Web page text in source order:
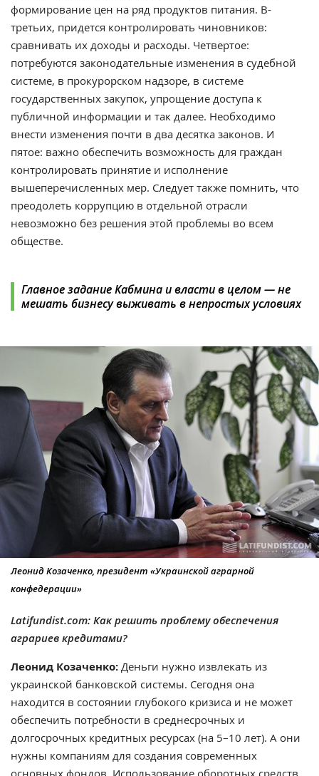
формирование цен на ряд продуктов питания. В-
третьих, придется контролировать чиновников:
сравнивать их доходы и расходы. Четвертое:
потребуются законодательные изменения в судебной
системе, в прокурорском надзоре, в системе
государственных закупок, упрощение доступа к
публичной информации и так далее. Необходимо
внести изменения почти в два десятка законов. И
пятое: важно обеспечить возможность для граждан
контролировать принятие и исполнение
вышеперечисленных мер. Следует также помнить, что
преодолеть коррупцию в отдельной отрасли
невозможно без решения этой проблемы во всем
обществе.
Главное задание Кабмина и власти в целом — не
мешать бизнесу выживать в непростых условиях
Леонид Козаченко, президент «Украинской аграрной
конфедерации»
Latifundist.com: Как решить проблему обеспечения
аграриев кредитами?
Леонид Козаченко: Деньги нужно извлекать из
украинской банковской системы. Сегодня она
находится в состоянии глубокого кризиса и не может
обеспечить потребности в среднесрочных и
долгосрочных кредитных ресурсах (на 5–10 лет). А они
нужны компаниям для создания современных